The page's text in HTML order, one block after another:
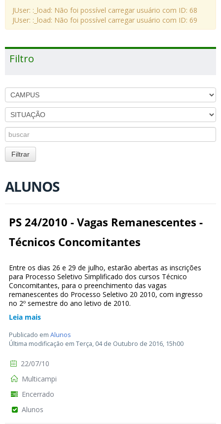
JUser: :_load: Não foi possível carregar usuário com ID: 68
JUser: :_load: Não foi possível carregar usuário com ID: 69
Filtro
ALUNOS
PS 24/2010 - Vagas Remanescentes -
Técnicos Concomitantes
Entre os dias 26 e 29 de julho, estarão abertas as inscrições
para Processo Seletivo Simplificado dos cursos Técnico
Concomitantes, para o preenchimento das vagas
remanescentes do Processo Seletivo 20 2010, com ingresso
no 2º semestre do ano letivo de 2010.
Leia mais
Publicado em Alunos
Última modificação em Terça, 04 de Outubro de 2016, 15h00
22/07/10
Multicampi
Encerrado
Alunos